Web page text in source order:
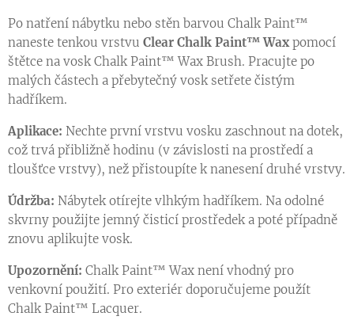
Po natření nábytku nebo stěn barvou Chalk Paint™
naneste tenkou vrstvu Clear Chalk Paint™ Waxpomocí
štětce na vosk Chalk Paint™ Wax Brush. Pracujte po
malých částech a přebytečný vosk setřete čistým
hadříkem.
Aplikace: Nechte první vrstvu vosku zaschnout na dotek,
což trvá přibližně hodinu (v závislosti na prostředí a
tloušťce vrstvy), než přistoupíte k nanesení druhé vrstvy.
Údržba: Nábytek otírejte vlhkým hadříkem. Na odolné
skvrny použijte jemný čisticí prostředek a poté případně
znovu aplikujte vosk.
Upozornění: Chalk Paint™ Wax není vhodný pro
venkovní použití. Pro exteriér doporučujeme použít
Chalk Paint™ Lacquer.